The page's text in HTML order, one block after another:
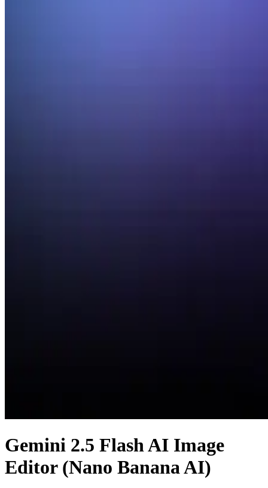
Gemini 2.5 Flash AI Image
Editor (Nano Banana AI)